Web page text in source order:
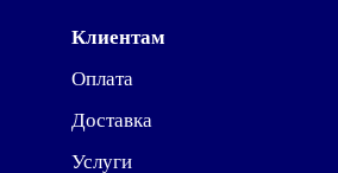
Клиентам
Оплата
Доставка
Услуги